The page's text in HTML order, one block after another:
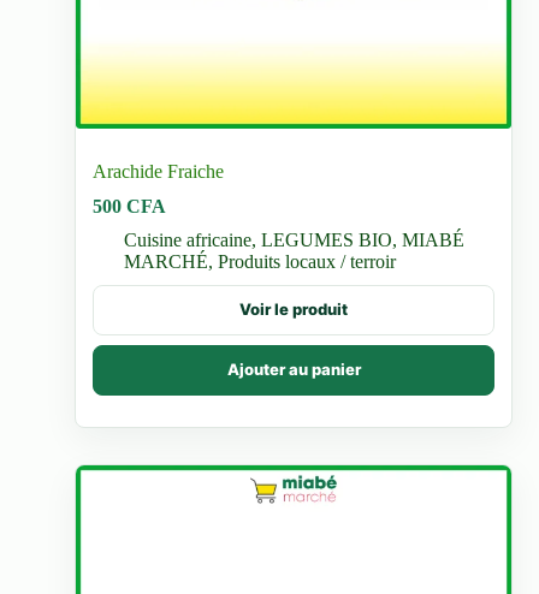
Arachide Fraiche
500CFA
Cuisine africaine,LEGUMES BIO,MIABÉ
MARCHÉ,Produits locaux / terroir
Voir le produit
Ajouter au panier